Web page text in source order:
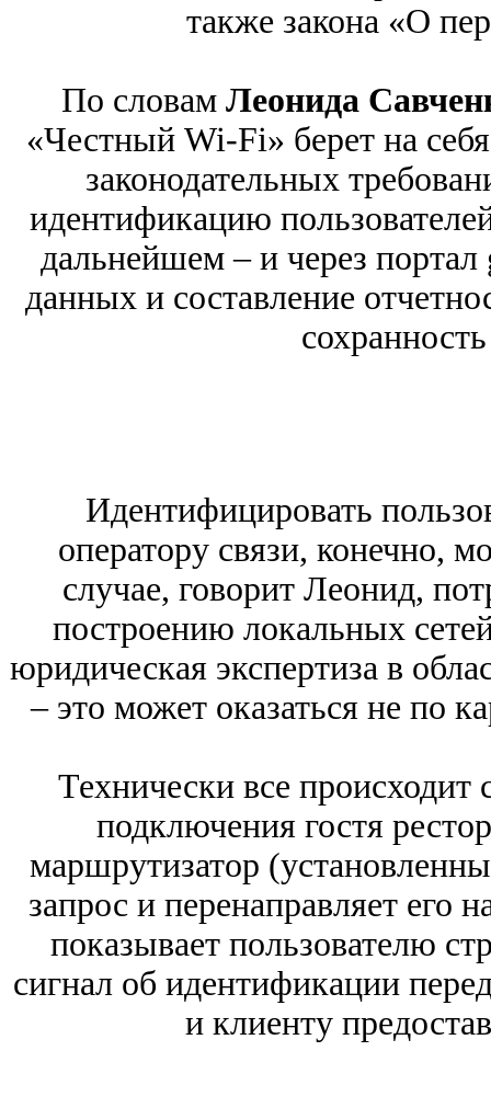
также закона «О
По словам Леонида
«Честный Wi-Fi» берет на
законодательных
идентификацию
дальнейшем – и через
данных и составление
Идентифицировать
оператору связи, конечно,
случае, говорит Леонид,
построению локальных
юридическая экспертиза в
– это может оказаться не по
Технически все
подключения гостя
маршрутизатор
запрос и перенаправляет его
показывает пользователю
сигнал об идентификации
и клиенту